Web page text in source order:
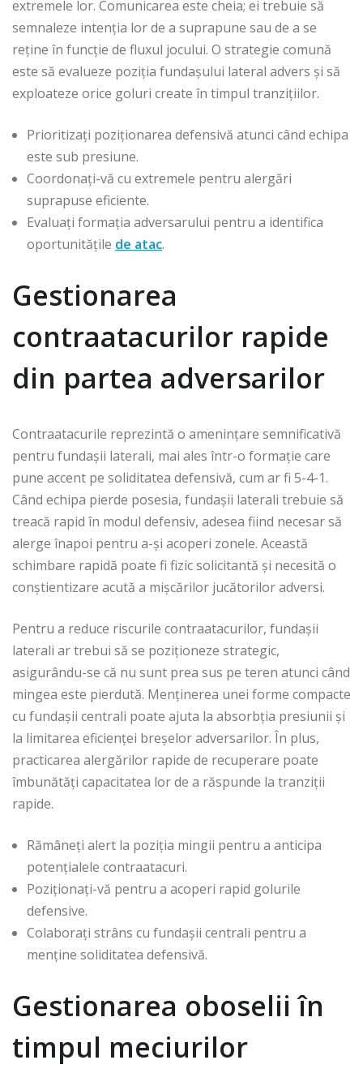
extremele lor. Comunicarea este cheia; ei trebuie să
semnaleze intenția lor de a suprapune sau de a se
reține în funcție de fluxul jocului. O strategie comună
este să evalueze poziția fundașului lateral advers și să
exploateze orice goluri create în timpul tranzițiilor.
Prioritizați poziționarea defensivă atunci când echipa
este sub presiune.
Coordonați-vă cu extremele pentru alergări
suprapuse eficiente.
Evaluați formația adversarului pentru a identifica
oportunitățile de atac.
Gestionarea
contraatacurilor rapide
din partea adversarilor
Contraatacurile reprezintă o amenințare semnificativă
pentru fundașii laterali, mai ales într-o formație care
pune accent pe soliditatea defensivă, cum ar fi 5-4-1.
Când echipa pierde posesia, fundașii laterali trebuie să
treacă rapid în modul defensiv, adesea fiind necesar să
alerge înapoi pentru a-și acoperi zonele. Această
schimbare rapidă poate fi fizic solicitantă și necesită o
conștientizare acută a mișcărilor jucătorilor adversi.
Pentru a reduce riscurile contraatacurilor, fundașii
laterali ar trebui să se poziționeze strategic,
asigurându-se că nu sunt prea sus pe teren atunci când
mingea este pierdută. Menținerea unei forme compacte
cu fundașii centrali poate ajuta la absorbția presiunii și
la limitarea eficienței breșelor adversarilor. În plus,
practicarea alergărilor rapide de recuperare poate
îmbunătăți capacitatea lor de a răspunde la tranziții
rapide.
Rămâneți alert la poziția mingii pentru a anticipa
potențialele contraatacuri.
Poziționați-vă pentru a acoperi rapid golurile
defensive.
Colaborați strâns cu fundașii centrali pentru a
menține soliditatea defensivă.
Gestionarea oboselii în
timpul meciurilor